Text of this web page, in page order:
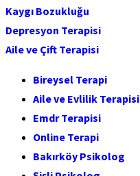
Kaygı Bozukluğu
Depresyon Terapisi
Aile ve Çift Terapisi
Bireysel Terapi
Aile ve Evlilik Terapisi
Emdr Terapisi
Online Terapi
Bakırköy Psikolog